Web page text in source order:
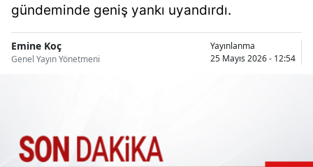
Bingöl
Bitlis
Çanakkale
gündeminde geniş yankı uyandırdı.
Emine Koç
Genel Yayın Yönetmeni
Yayınlanma
25 Mayıs 2026 - 12:54